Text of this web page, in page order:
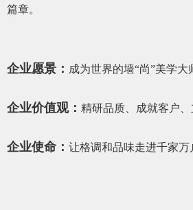
篇章。
企业愿景： 成为世界的墙“尚”美学大
企业价值观： 精研品质、成就客户
企业使命： 让格调和品味走进千家万